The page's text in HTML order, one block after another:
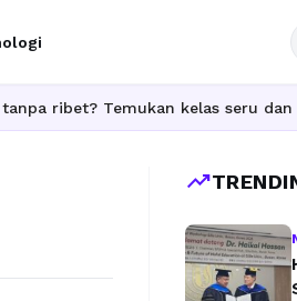
Temukan kelas seru dan
trending_up